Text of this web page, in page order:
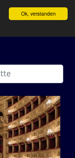
Ok, verstanden